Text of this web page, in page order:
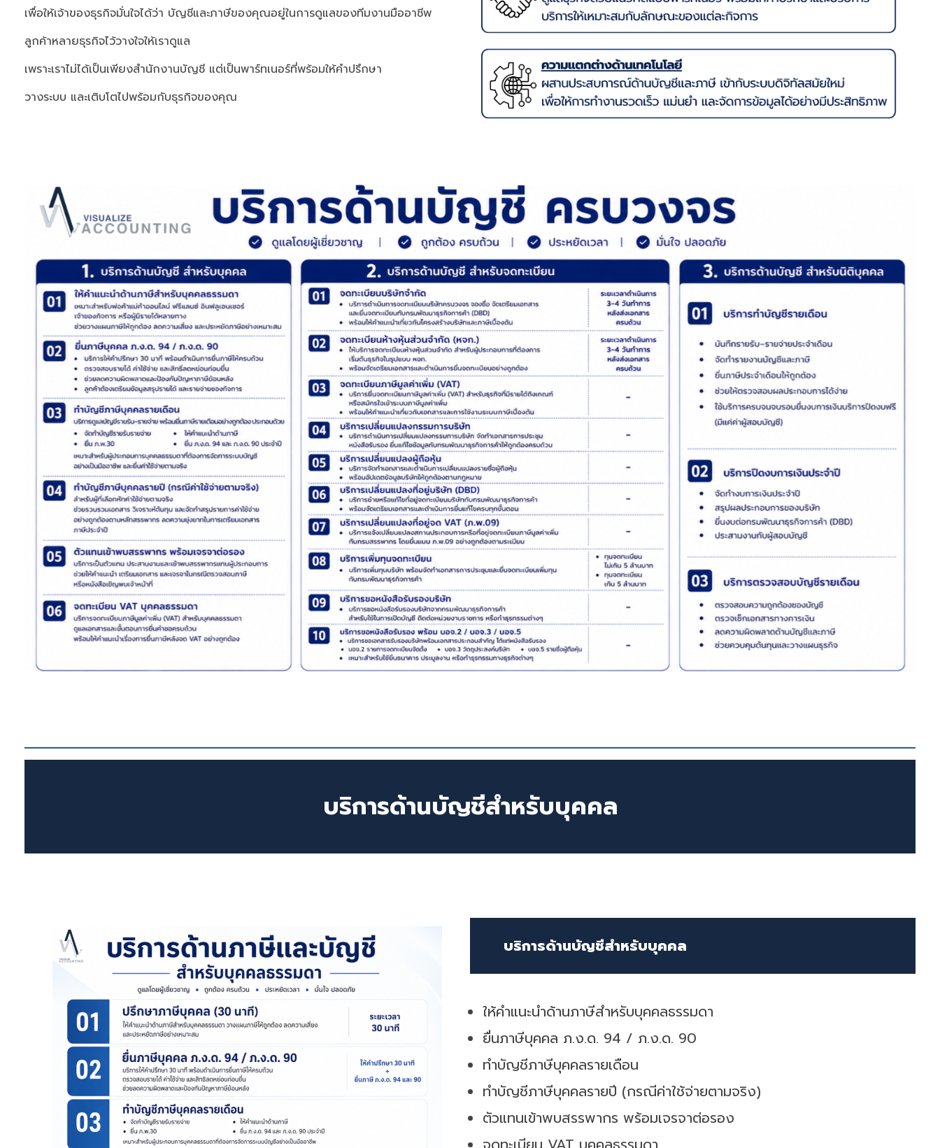
เพื่อให้เจ้าของธุรกิจมั่นใจได้ว่า บัญชีและภาษีของคุณอยู่ในการดูแลของทีมงานมืออาชีพ
ลูกค้าหลายธุรกิจไว้วางใจให้เราดูแล
เพราะเราไม่ได้เป็นเพียงสำนักงานบัญชี แต่เป็นพาร์ทเนอร์ที่พร้อมให้คำปรึกษา
วางระบบ และเติบโตไปพร้อมกับธุรกิจของคุณ
บริการด้านบัญชีสำหรับบุคคล
บริการด้านบัญชีสำหรับบุคคล
ให้คำแนะนำด้านภาษีสำหรับบุคคลธรรมดา
ยื่นภาษีบุคคล ภ.ง.ด. 94 / ภ.ง.ด. 90
ทำบัญชีภาษีบุคคลรายเดือน
ทำบัญชีภาษีบุคคลรายปี (กรณีค่าใช้จ่ายตามจริง)
ตัวแทนเข้าพบสรรพากร พร้อมเจรจาต่อรอง